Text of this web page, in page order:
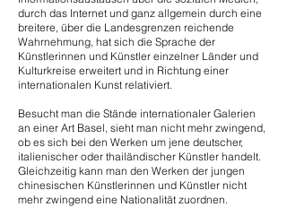
durch das Internet und ganz allgemein durch eine
breitere, über die Landesgrenzen reichende
Wahrnehmung, hat sich die Sprache der
Künstlerinnen und Künstler einzelner Länder und
Kulturkreise erweitert und in Richtung einer
internationalen Kunst relativiert.
Besucht man die Stände internationaler Galerien
an einer Art Basel, sieht man nicht mehr zwingend,
ob es sich bei den Werken um jene deutscher,
italienischer oder thailändischer Künstler handelt.
Gleichzeitig kann man den Werken der jungen
chinesischen Künstlerinnen und Künstler nicht
mehr zwingend eine Nationalität zuordnen.